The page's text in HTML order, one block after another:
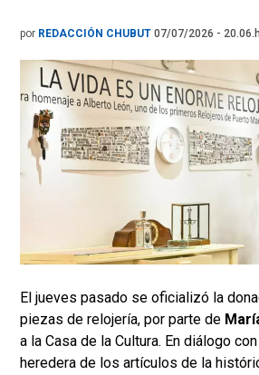
por REDACCIÓN CHUBUT 07/07/2026 -
El jueves pasado se oficializó la
piezas de relojería, por parte de
a la Casa de la Cultura. En diálogo con
heredera de los artículos de la